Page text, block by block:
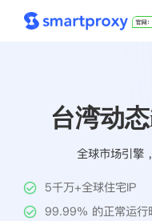
套餐购买
工具
台湾动
全球市场引擎
5千万+全球住宅IP
99.99% 的正常运行